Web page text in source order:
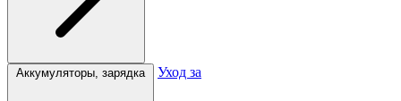
Аккумуляторы, зарядка Уход за